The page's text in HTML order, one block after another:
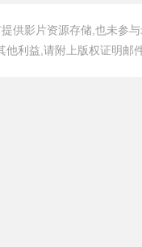
供影片资源存储,也未参
利益,请附上版权证明